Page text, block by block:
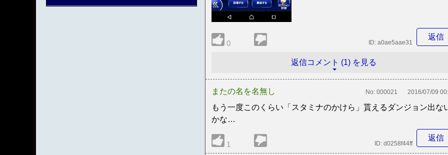
0
返信
ID: a0ae5aae31
返信コメント (1) を見る
またの名を名無し No: 000021 2016/07/09
もう一度このくらい「スタミナのかけら」貰えるダンジョン出な
かな…
1
返信
ID: d0258f44ff